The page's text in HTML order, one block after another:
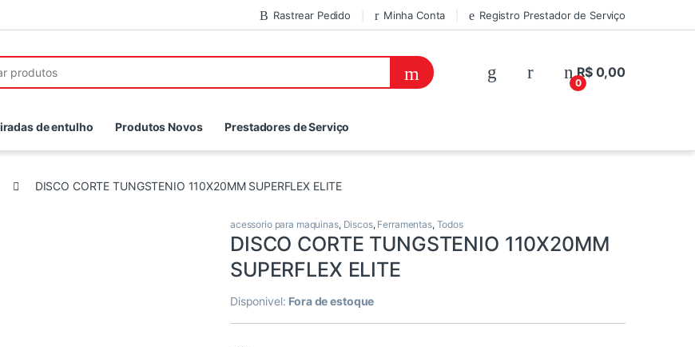
Rastrear Pedido Minha Conta Registro Prestador de Serviço
0
R$0,00
de entulho Produtos Novos Prestadores de Serviço
DISCO CORTE TUNGSTENIO 110X20MM SUPERFLEX ELITE
acessorio para maquinas, Discos, Ferramentas, Todos
DISCO CORTE TUNGSTENIO 110X20MM
SUPERFLEX ELITE
Disponivel: Fora de estoque